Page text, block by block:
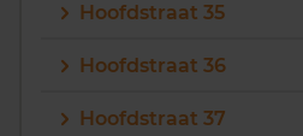
Hoofdstraat 35
Hoofdstraat 36
Hoofdstraat 37